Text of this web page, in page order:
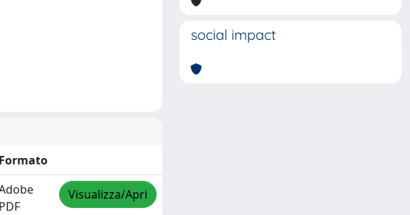
Formato
PDF
Visualizza/Apri
social impact